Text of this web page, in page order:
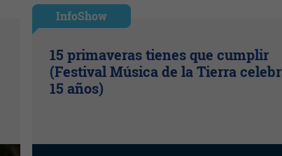
InfoShow
15 primaveras tienes que cumplir
(Festival Música de la Tierra
15 años)